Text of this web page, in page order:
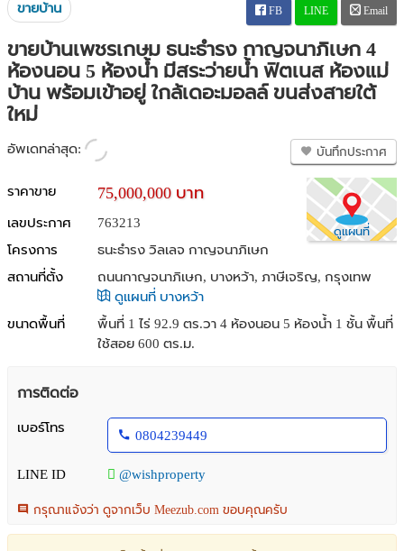
ขายบ้าน FB LINE Email
ขายบ้านเพชรเกษม ธนะธำรง กาญจนาภิเษก 4
ห้องนอน 5 ห้องน้ำ มีสระว่ายน้ำ ฟิตเนส ห้องแม่
บ้าน พร้อมเข้าอยู่ ใกล้เดอะมอลล์ ขนส่งสายใต้
ใหม่
อัพเดทล่าสุด: บันทึกประกาศ
ดูแผนที่
ราคาขาย 75,000,000 บาท
เลขประกาศ
763213
โครงการ
ธนะธำรง วิลเลจ กาญจนาภิเษก
สถานที่ตั้ง
ถนนกาญจนาภิเษก, บางหว้า, ภาษีเจริญ, กรุงเทพ
ดูแผนที่ บางหว้า
ขนาดพื้นที่
พื้นที่ 1 ไร่ 92.9 ตร.วา 4 ห้องนอน 5 ห้องน้ำ 1 ชั้น พื้นที่
ใช้สอย 600 ตร.ม.
การติดต่อ
เบอร์โทร
0804239449
LINE ID @wishproperty
กรุณาแจ้งว่า ดูจากเว็บ Meezub.com ขอบคุณครับ